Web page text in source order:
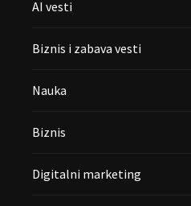
AI vesti
Biznis i zabava vesti
Nauka
Biznis
Digitalni marketing